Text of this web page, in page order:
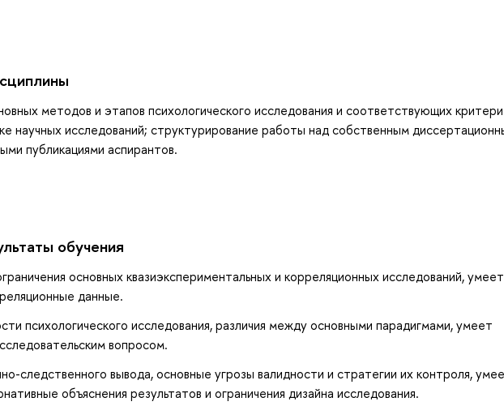
методов и этапов психологического исследования и соответствующих
научных исследований; структурирование работы над собственным
публикациями аспирантов.
обучения
основных квазиэкспериментальных и корреляционных исследований, умеет
данные.
психологического исследования, различия между основными парадигмами, умеет
вопросом.
следственного вывода, основные угрозы валидности и стратегии их контроля,
объяснения результатов и ограничения дизайна исследования.